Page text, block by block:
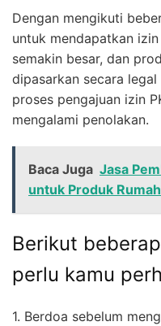
Dengan mengikuti
untuk mendapatkan
semakin besar, dan
dipasarkan secara
proses pengajuan izin
mengalami penolakan.
Baca Juga Jasa
untuk Produk
Berikut
perlu kamu
1. Berdoa sebelum